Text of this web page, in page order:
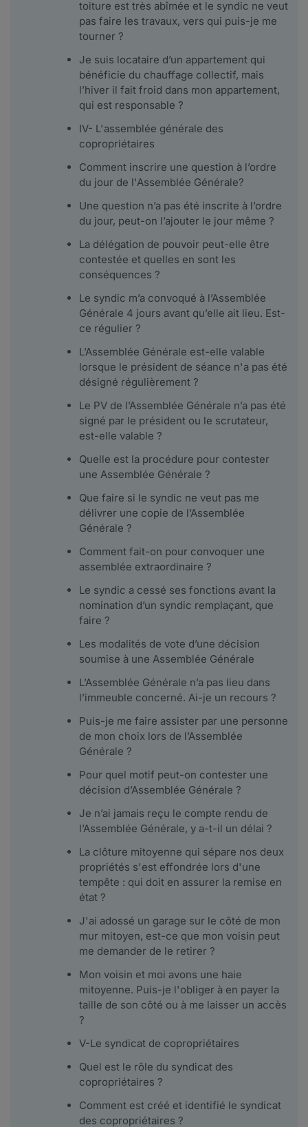
toiture est très abîmée et le syndic ne veut
pas faire les travaux, vers qui puis-je me
tourner ?
Je suis locataire d’un appartement qui
bénéficie du chauffage collectif, mais
l’hiver il fait froid dans mon appartement,
qui est responsable ?
IV- L'assemblée générale des
copropriétaires
Comment inscrire une question à l’ordre
du jour de l'Assemblée Générale?
Une question n’a pas été inscrite à l’ordre
du jour, peut-on l’ajouter le jour même ?
La délégation de pouvoir peut-elle être
contestée et quelles en sont les
conséquences ?
Le syndic m’a convoqué à l’Assemblée
Générale 4 jours avant qu’elle ait lieu. Est-
ce régulier ?
L’Assemblée Générale est-elle valable
lorsque le président de séance n'a pas été
désigné régulièrement ?
Le PV de l’Assemblée Générale n’a pas été
signé par le président ou le scrutateur,
est-elle valable ?
Quelle est la procédure pour contester
une Assemblée Générale ?
Que faire si le syndic ne veut pas me
délivrer une copie de l’Assemblée
Générale ?
Comment fait-on pour convoquer une
assemblée extraordinaire ?
Le syndic a cessé ses fonctions avant la
nomination d’un syndic remplaçant, que
faire ?
Les modalités de vote d’une décision
soumise à une Assemblée Générale
L’Assemblée Générale n’a pas lieu dans
l’immeuble concerné. Ai-je un recours ?
Puis-je me faire assister par une personne
de mon choix lors de l’Assemblée
Générale ?
Pour quel motif peut-on contester une
décision d’Assemblée Générale ?
Je n’ai jamais reçu le compte rendu de
l’Assemblée Générale, y a-t-il un délai ?
La clôture mitoyenne qui sépare nos deux
propriétés s'est effondrée lors d'une
tempête : qui doit en assurer la remise en
état ?
J'ai adossé un garage sur le côté de mon
mur mitoyen, est-ce que mon voisin peut
me demander de le retirer ?
Mon voisin et moi avons une haie
mitoyenne. Puis-je l'obliger à en payer la
taille de son côté ou à me laisser un accès
?
V-Le syndicat de copropriétaires
Quel est le rôle du syndicat des
copropriétaires ?
Comment est créé et identifié le syndicat
des copropriétaires ?